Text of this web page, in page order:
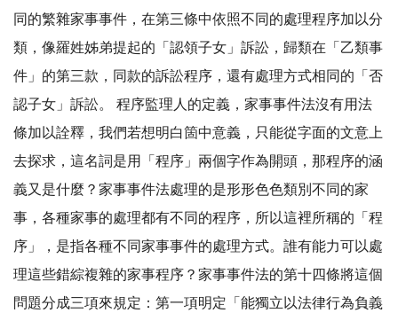
同的繁雜家事事件，在第三條中依照不同的處理程序加以分
類，像羅姓姊弟提起的「認領子女」訴訟，歸類在「乙類事
件」的第三款，同款的訴訟程序，還有處理方式相同的「否
認子女」訴訟。 程序監理人的定義，家事事件法沒有用法
條加以詮釋，我們若想明白箇中意義，只能從字面的文意上
去探求，這名詞是用「程序」兩個字作為開頭，那程序的涵
義又是什麼？家事事件法處理的是形形色色類別不同的家
事，各種家事的處理都有不同的程序，所以這裡所稱的「程
序」，是指各種不同家事事件的處理方式。誰有能力可以處
理這些錯綜複雜的家事程序？家事事件法的第十四條將這個
問題分成三項來規定：第一項明定「能獨立以法律行為負義